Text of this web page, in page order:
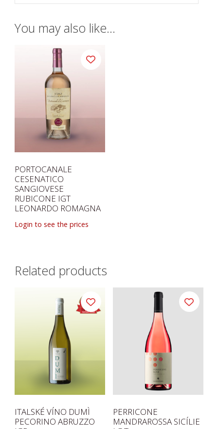
You may also like…
PORTOCANALE
CESENATICO
SANGIOVESE
RUBICONE IGT
LEONARDO ROMAGNA
Login to see the prices
Related products
ITALSKÉ VÍNO DUMÌ
PECORINO ABRUZZO
PERRICONE
MANDRAROSSA SICÍLIE